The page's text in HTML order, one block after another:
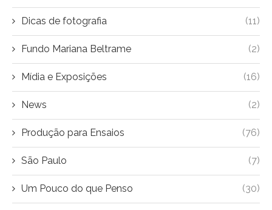
Dicas de fotografia (11)
Fundo Mariana Beltrame (2)
Mídia e Exposições (16)
News (2)
Produção para Ensaios (76)
São Paulo (7)
Um Pouco do que Penso (30)